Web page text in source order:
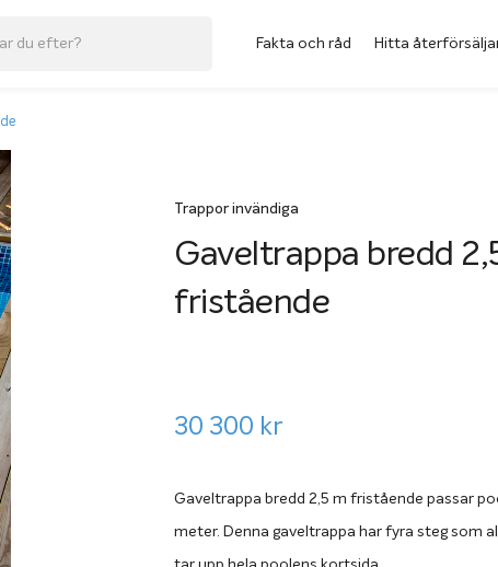
Fakta och råd Hitta
Trappor invändiga
Gaveltrappa bredd
fristående
30 300 kr
Gaveltrappa bredd 2,5 m fristående passar
meter. Denna gaveltrappa har fyra steg som